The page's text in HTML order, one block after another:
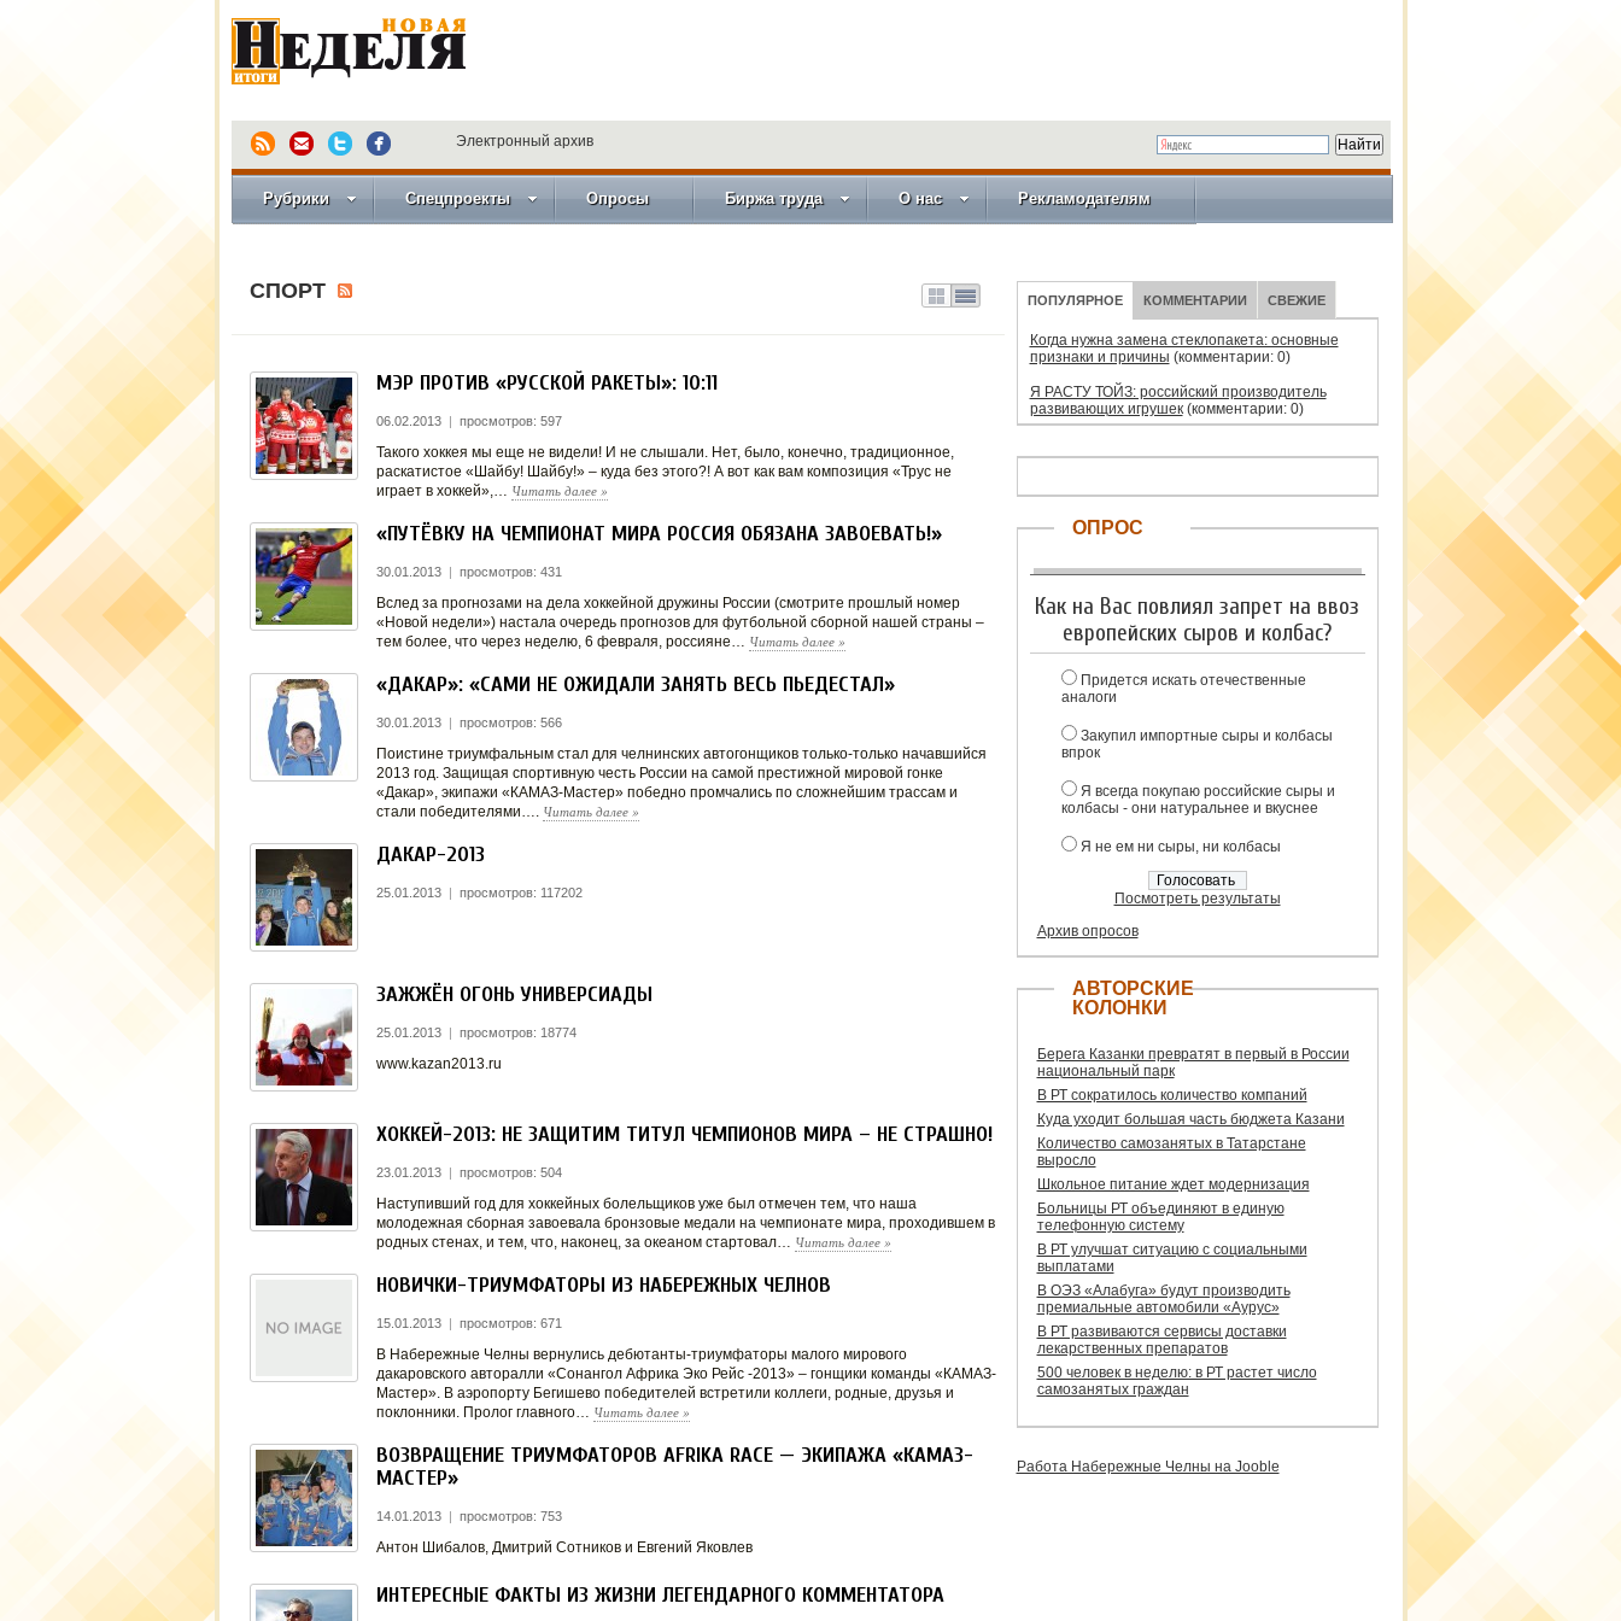
Электронный архив
Рубрики Спецпроекты Опросы Биржа труда О нас Рекламодателям
СПОРТ
МЭР ПРОТИВ «РУССКОЙ РАКЕТЫ»: 10:11
06.02.2013 | просмотров: 597
Такого хоккея мы еще не видели! И не слышали. Нет, было, конечно, традиционное,
раскатистое «Шайбу! Шайбу!» – куда без этого?! А вот как вам композиция «Трус не
играет в хоккей»,… Читать далее »
«ПУТЁВКУ НА ЧЕМПИОНАТ МИРА РОССИЯ ОБЯЗАНА ЗАВОЕВАТЬ!»
30.01.2013 | просмотров: 431
Вслед за прогнозами на дела хоккейной дружины России (смотрите прошлый номер
«Новой недели») настала очередь прогнозов для футбольной сборной нашей страны –
тем более, что через неделю, 6 февраля, россияне… Читать далее »
«ДАКАР»: «САМИ НЕ ОЖИДАЛИ ЗАНЯТЬ ВЕСЬ ПЬЕДЕСТАЛ»
30.01.2013 | просмотров: 566
Поистине триумфальным стал для челнинских автогонщиков только-только начавшийся
2013 год. Защищая спортивную честь России на самой престижной мировой гонке
«Дакар», экипажи «КАМАЗ-Мастер» победно промчались по сложнейшим трассам и
стали победителями…. Читать далее »
ДАКАР-2013
25.01.2013 | просмотров: 117202
ЗАЖЖЁН ОГОНЬ УНИВЕРСИАДЫ
25.01.2013 | просмотров: 18774
www.kazan2013.ru
ХОККЕЙ-2013: НЕ ЗАЩИТИМ ТИТУЛ ЧЕМПИОНОВ МИРА – НЕ СТРАШНО!
23.01.2013 | просмотров: 504
Наступивший год для хоккейных болельщиков уже был отмечен тем, что наша
молодежная сборная завоевала бронзовые медали на чемпионате мира, проходившем в
родных стенах, и тем, что, наконец, за океаном стартовал… Читать далее »
НОВИЧКИ-ТРИУМФАТОРЫ ИЗ НАБЕРЕЖНЫХ ЧЕЛНОВ
15.01.2013 | просмотров: 671
В Набережные Челны вернулись дебютанты-триумфаторы малого мирового
дакаровского авторалли «Сонангол Африка Эко Рейс -2013» – гонщики команды «КАМАЗ-
Мастер». В аэропорту Бегишево победителей встретили коллеги, родные, друзья и
поклонники. Пролог главного… Читать далее »
ВОЗВРАЩЕНИЕ ТРИУМФАТОРОВ AFRIKA RACE — ЭКИПАЖА «КАМАЗ-
МАСТЕР»
14.01.2013 | просмотров: 753
Антон Шибалов, Дмитрий Сотников и Евгений Яковлев
ИНТЕРЕСНЫЕ ФАКТЫ ИЗ ЖИЗНИ ЛЕГЕНДАРНОГО КОММЕНТАТОРА
ПОПУЛЯРНОЕ КОММЕНТАРИИ СВЕЖИЕ
Когда нужна замена стеклопакета: основные
признаки и причины (комментарии: 0)
Я РАСТУ ТОЙЗ: российский производитель
развивающих игрушек(комментарии: 0)
ОПРОС
Как на Вас повлиял запрет на ввоз
европейских сыров и колбас?
Придется искать отечественные
аналоги
Закупил импортные сыры и колбасы
впрок
Я всегда покупаю российские сыры и
колбасы - они натуральнее и вкуснее
Я не ем ни сыры, ни колбасы
Посмотреть результаты
Архив опросов
АВТОРСКИЕ
КОЛОНКИ
Берега Казанки превратят в первый в России
национальный парк
В РТ сократилось количество компаний
Куда уходит большая часть бюджета Казани
Количество самозанятых в Татарстане
выросло
Школьное питание ждет модернизация
Больницы РТ объединяют в единую
телефонную систему
В РТ улучшат ситуацию с социальными
выплатами
В ОЭЗ «Алабуга» будут производить
премиальные автомобили «Аурус»
В РТ развиваются сервисы доставки
лекарственных препаратов
500 человек в неделю: в РТ растет число
самозанятых граждан
Работа Набережные Челны на Jooble